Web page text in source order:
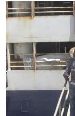
Imagen